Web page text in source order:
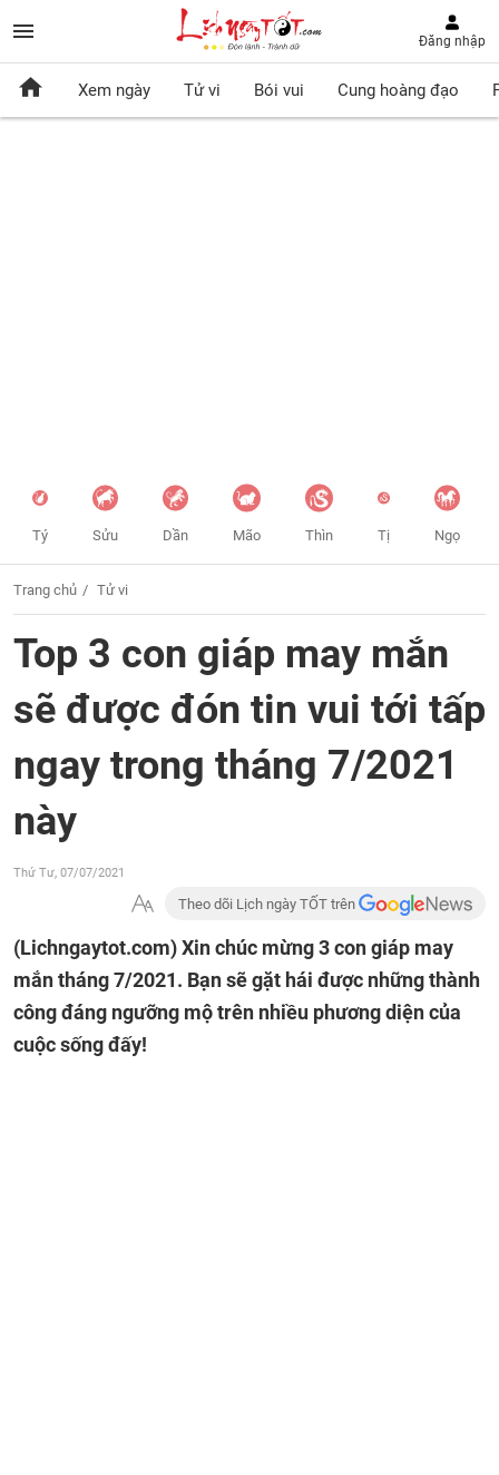
Đăng nhập
Xem ngày Tử vi Bói vui Cung hoàng đạo
Tý Sửu Dần Mão Thìn Tị Ngọ
Trang chủ Tử vi
Top 3 con giáp may mắn
sẽ được đón tin vui tới tấp
ngay trong tháng 7/2021
này
Thứ Tư, 07/07/2021
Theo dõi Lịch ngày TỐT trên
(Lichngaytot.com)Xin chúc mừng 3 con giáp may
mắn tháng 7/2021. Bạn sẽ gặt hái được những thành
công đáng ngưỡng mộ trên nhiều phương diện của
cuộc sống đấy!